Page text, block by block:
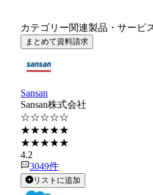
カテゴリー関連製品・サービ
まとめて資料請求
Sansan
Sansan株式会社
☆☆☆☆☆
★★★★★
★★★★★
4.2
3049件
リストに追加